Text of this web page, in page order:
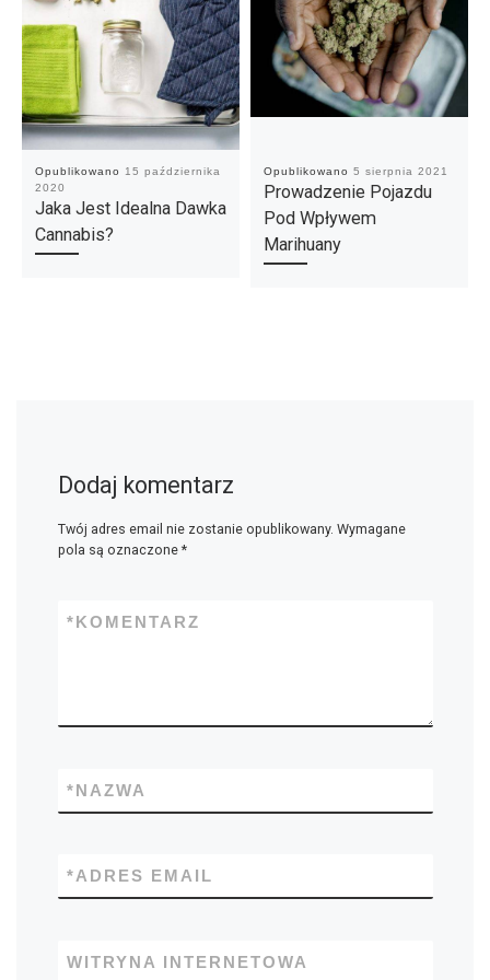
Opublikowano
15 października
2020
Jaka Jest Idealna Dawka
Cannabis?
Opublikowano 5 sierpnia 2021
Prowadzenie Pojazdu
Pod Wpływem
Marihuany
Dodaj komentarz
Twój adres email nie zostanie opublikowany. Wymagane
pola są oznaczone *
KOMENTARZ
*
NAZWA
*
ADRES EMAIL
*
WITRYNA INTERNETOWA